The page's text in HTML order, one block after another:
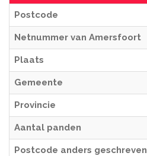
Postcode
Netnummer van Amersfoort
Plaats
Gemeente
Provincie
Aantal panden
Postcode anders geschreven